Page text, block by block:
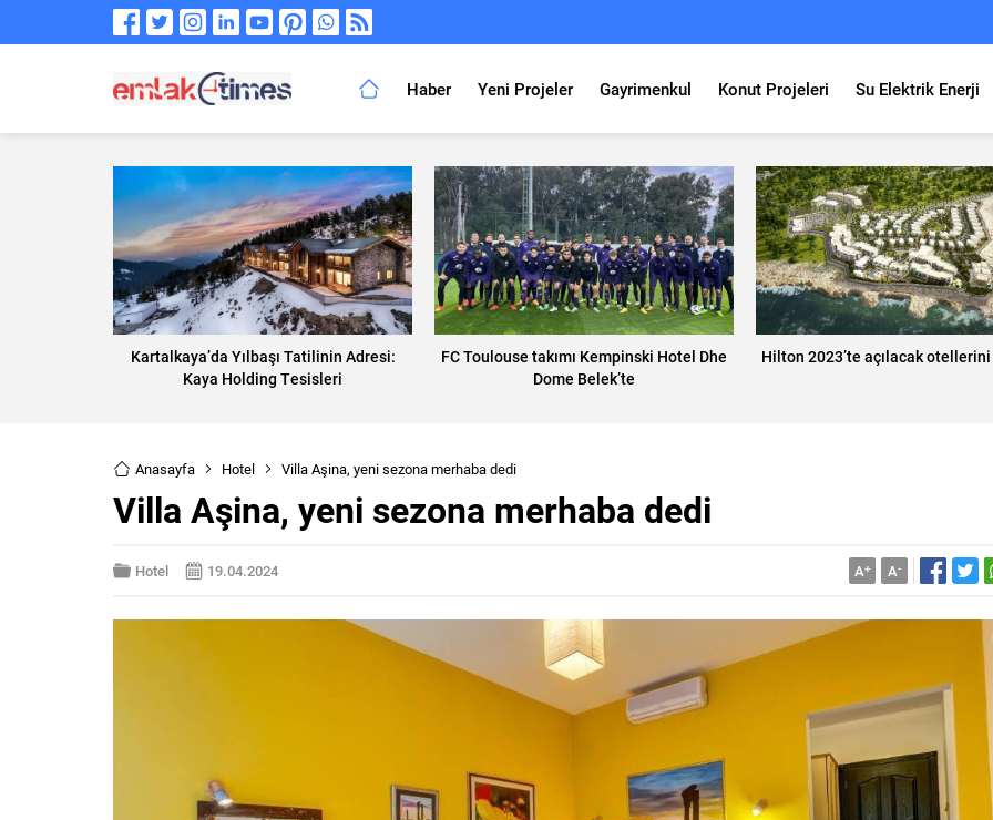
Haber Yeni Projeler Gayrimenkul Konut Projeleri Su Elektrik Enerji
Kartalkaya’da Yılbaşı Tatilinin Adresi:
Kaya Holding Tesisleri
FC Toulouse takımı Kempinski Hotel Dhe
Dome Belek’te
Hilton 2023’te açılacak otellerini
Anasayfa Hotel Villa Aşina, yeni sezona merhaba dedi
Villa Aşina, yeni sezona merhaba dedi
Hotel 19.04.2024 A+ A-